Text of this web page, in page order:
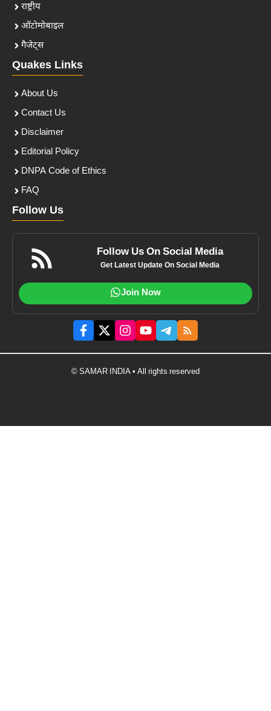
राष्ट्रीय
ऑटोमोबाइल
गैजेट्स
Quakes Links
About Us
Contact Us
Disclaimer
Editorial Policy
DNPA Code of Ethics
FAQ
Follow Us
Follow Us On Social Media
Get Latest Update On Social Media
Join Now
© SAMAR INDIA • All rights reserved